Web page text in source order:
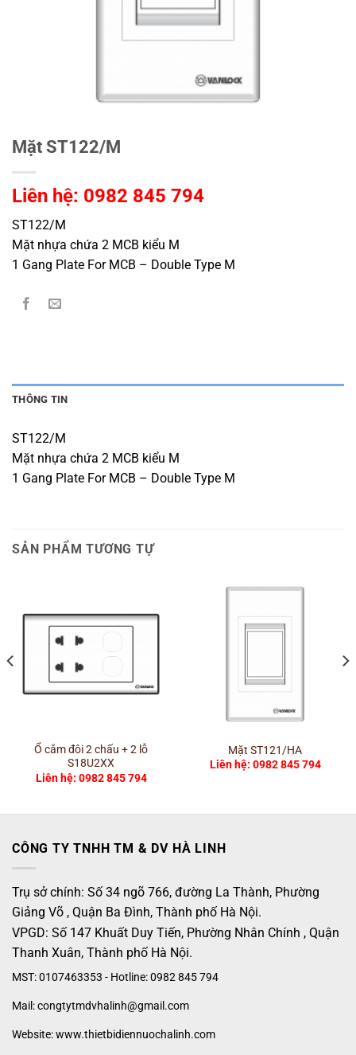
Mặt ST122/M
Liên hệ: 0982 845 794
ST122/M
Mặt nhựa chứa 2 MCB kiểu M
1 Gang Plate For MCB – Double Type M
THÔNG TIN
ST122/M
Mặt nhựa chứa 2 MCB kiểu M
1 Gang Plate For MCB – Double Type M
SẢN PHẨM TƯƠNG TỰ
Ổ cắm đôi 2 chấu + 2 lỗ
S18U2XX
Liên hệ: 0982 845 794
Mặt ST121/HA
Liên hệ: 0982 845 794
CÔNG TY TNHH TM & DV HÀ LINH
Trụ sở chính: Số 34 ngõ 766, đường La Thành, Phường
Giảng Võ , Quận Ba Đình, Thành phố Hà Nội.
VPGD: Số 147 Khuất Duy Tiến, Phường Nhân Chính , Quận
Thanh Xuân, Thành phố Hà Nội.
MST: 0107463353 - Hotline: 0982 845 794
Mail: congtytmdvhalinh@gmail.com
Website: www.thietbidiennuochalinh.com